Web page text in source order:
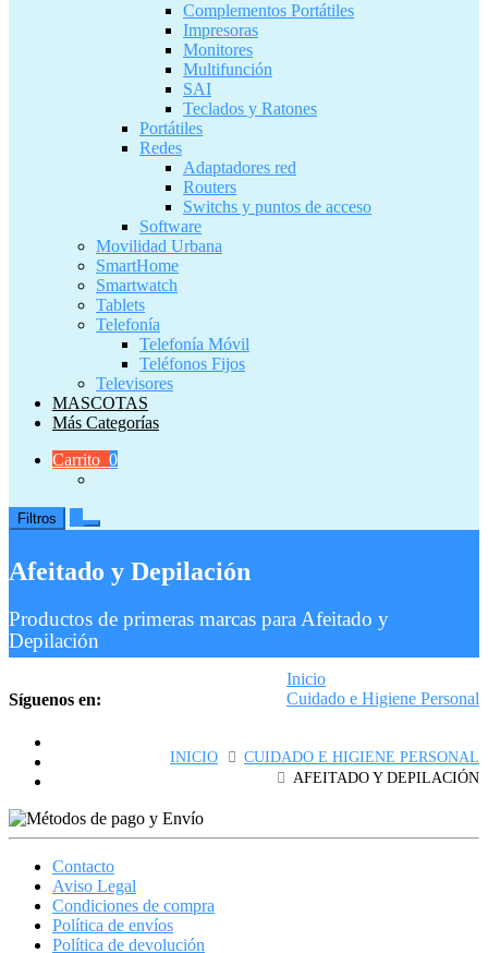
Complementos Portátiles
Impresoras
Monitores
Multifunción
SAI
Teclados y Ratones
Portátiles
Redes
Adaptadores red
Routers
Switchs y puntos de acceso
Software
Movilidad Urbana
SmartHome
Smartwatch
Tablets
Telefonía
Telefonía Móvil
Teléfonos Fijos
Televisores
MASCOTAS
Más Categorías
Carrito 0
Filtros
Afeitado y Depilación
Productos de primeras marcas para Afeitado y
Depilación
Inicio
Cuidado e Higiene Personal
INICIO
CUIDADO E HIGIENE PERSONAL
AFEITADO Y DEPILACIÓN
Síguenos en:
Contacto
Aviso Legal
Condiciones de compra
Política de envíos
Política de devolución